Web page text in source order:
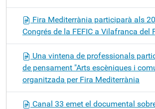
Fira Mediterrània participarà als
Congrés de la FEFIC a Vilafranca del
Una vintena de professionals
de pensament "Arts escèniques i
organitzada per Fira Mediterrània
Canal 33 emet el documental